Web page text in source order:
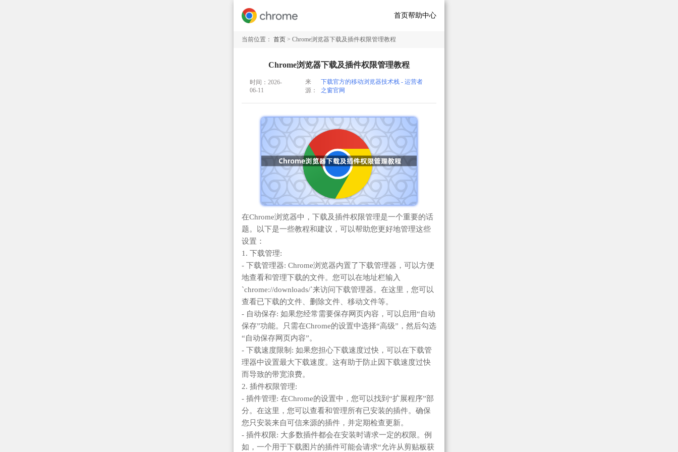
首页帮助中心
当前位置： 首页 > Chrome浏览器下载及插件权限管理教程
Chrome浏览器下载及插件权限管理教程
时间：2026-
06-11
来
源：
下载官方的移动浏览器技术栈 - 运营者
之窗官网
在Chrome浏览器中，下载及插件权限管理是一个重要的话
题。以下是一些教程和建议，可以帮助您更好地管理这些
设置：
1. 下载管理:
- 下载管理器: Chrome浏览器内置了下载管理器，可以方便
地查看和管理下载的文件。您可以在地址栏输入
`chrome://downloads/`来访问下载管理器。在这里，您可以
查看已下载的文件、删除文件、移动文件等。
- 自动保存: 如果您经常需要保存网页内容，可以启用“自动
保存”功能。只需在Chrome的设置中选择“高级”，然后勾选
“自动保存网页内容”。
- 下载速度限制: 如果您担心下载速度过快，可以在下载管
理器中设置最大下载速度。这有助于防止因下载速度过快
而导致的带宽浪费。
2. 插件权限管理:
- 插件管理: 在Chrome的设置中，您可以找到“扩展程序”部
分。在这里，您可以查看和管理所有已安装的插件。确保
您只安装来自可信来源的插件，并定期检查更新。
- 插件权限: 大多数插件都会在安装时请求一定的权限。例
如，一个用于下载图片的插件可能会请求“允许从剪贴板获